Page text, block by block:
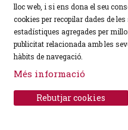
Sitemap | Avís Legal |
Ús de Cookies
|
lloc web, i si ens dona el seu
cookies per recopilar dades de
estadístiques agregades per
publicitat relacionada amb les
hàbits de navegació.
Més informació
Rebutjar cookies